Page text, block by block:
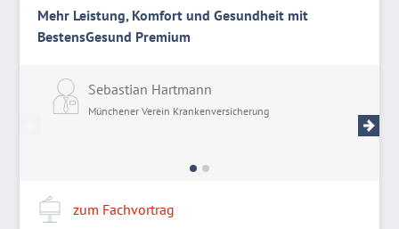
Mehr Leistung, Komfort und Gesundheit mit
BestensGesund Premium
Sebastian Hartmann
Münchener Verein Krankenversicherung
zum Fachvortrag